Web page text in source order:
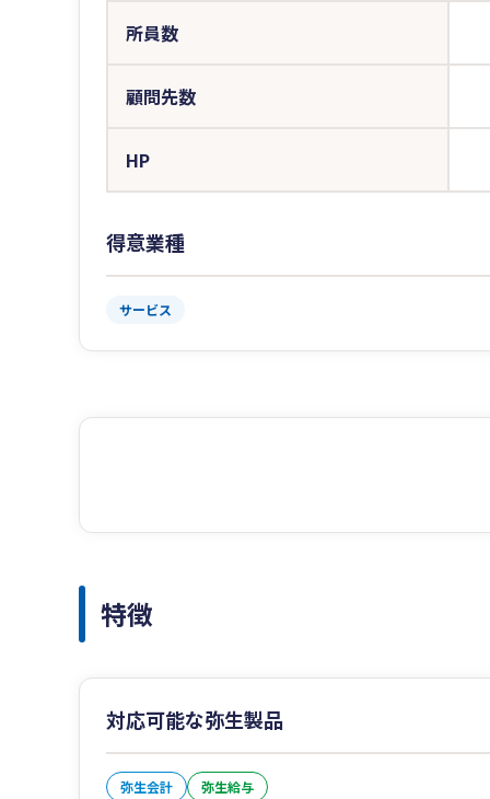
所員数
顧問先数
HP
得意業種
サービス
特徴
対応可能な弥生製品
弥生会計 弥生給与